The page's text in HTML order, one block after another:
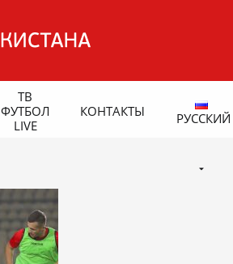
ТВ
ФУТБОЛ
LIVE
КОНТАКТЫ РУССКИЙ